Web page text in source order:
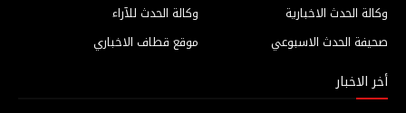
وكالة الحدث للآراء
وكالة الحدث الاخبارية
موقع قطاف الاخباري
صحيفة الحدث الاسبوعي
أخر الاخبار